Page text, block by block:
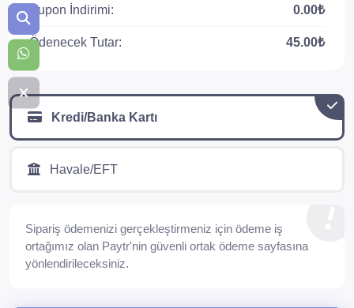
Kupon İndirimi: 0.00₺
Ödenecek Tutar: 45.00₺
Kredi/Banka Kartı
Havale/EFT
Sipariş ödemenizi gerçekleştirmeniz için ödeme iş
ortağımız olan Paytr'nin güvenli ortak ödeme sayfasına
yönlendirileceksiniz.